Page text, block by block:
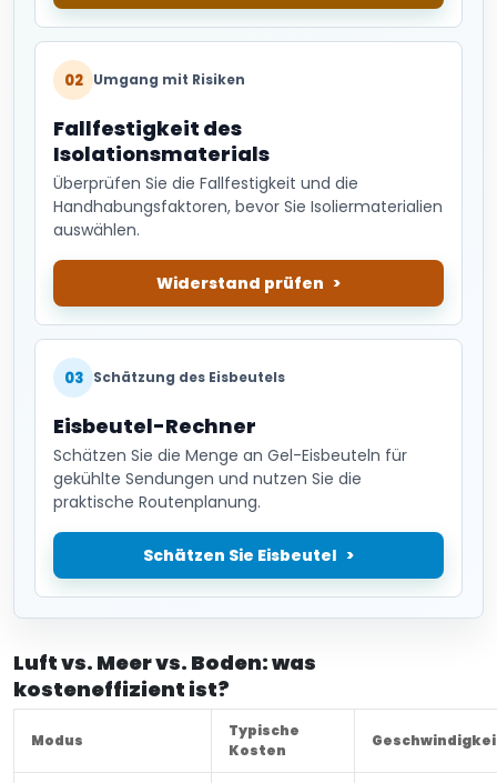
02 Umgang mit Risiken
Fallfestigkeit des
Isolationsmaterials
Überprüfen Sie die Fallfestigkeit und die
Handhabungsfaktoren, bevor Sie Isoliermaterialien
auswählen.
Widerstand prüfen
03 Schätzung des Eisbeutels
Eisbeutel-Rechner
Schätzen Sie die Menge an Gel-Eisbeuteln für
gekühlte Sendungen und nutzen Sie die
praktische Routenplanung.
Schätzen Sie Eisbeutel
Luft vs. Meer vs. Boden: was
kosteneffizient ist?
Modus
Typische
Kosten